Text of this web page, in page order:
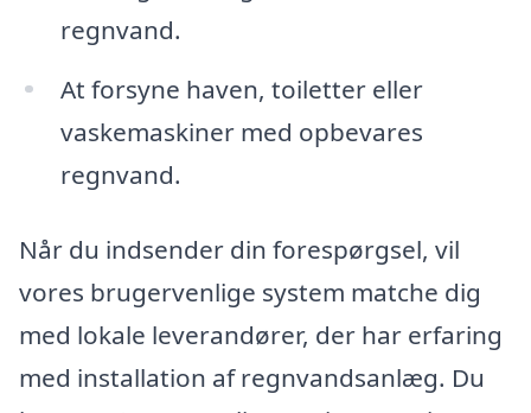
regnvand.
At forsyne haven, toiletter eller
vaskemaskiner med opbevares
regnvand.
Når du indsender din forespørgsel, vil
vores brugervenlige system matche dig
med lokale leverandører, der har erfaring
med installation af regnvandsanlæg. Du